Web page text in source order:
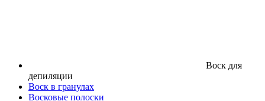
Воск для
депиляции
Воск в гранулах
Восковые полоски